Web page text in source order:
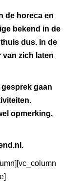
de horeca en
bekend in de
dus. In de
van zich laten
gaan
opmerking,